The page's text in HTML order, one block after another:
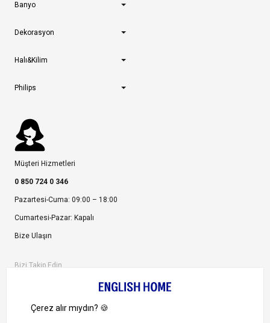
Banyo
Dekorasyon
Halı&Kilim
Philips
Müşteri Hizmetleri
0 850 724 0 346
Pazartesi-Cuma: 09:00 – 18:00
Cumartesi-Pazar: Kapalı
Bize Ulaşın
Bizi Takip Edin